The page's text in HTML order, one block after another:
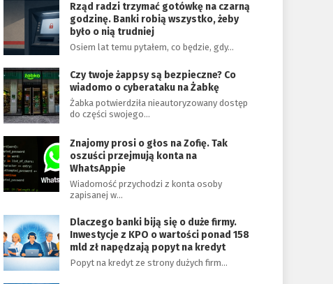
Rząd radzi trzymać gotówkę na czarną
godzinę. Banki robią wszystko, żeby
było o nią trudniej
Osiem lat temu pytałem, co będzie, gdy…
Czy twoje żappsy są bezpieczne? Co
wiadomo o cyberataku na Żabkę
Żabka potwierdziła nieautoryzowany dostęp
do części swojego…
Znajomy prosi o głos na Zofię. Tak
oszuści przejmują konta na
WhatsAppie
Wiadomość przychodzi z konta osoby
zapisanej w…
Dlaczego banki biją się o duże firmy.
Inwestycje z KPO o wartości ponad 158
mld zł napędzają popyt na kredyt
Popyt na kredyt ze strony dużych firm…